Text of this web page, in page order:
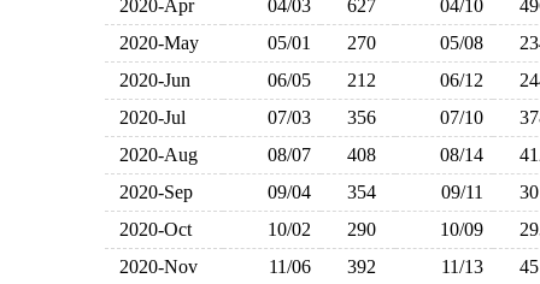
2020-Apr 04/03 627 04/10
2020-May
05/01 270 05/08
2020-Jun
06/05 212 06/12
2020-Jul
07/03 356 07/10
2020-Aug
08/07 408 08/14
2020-Sep
09/04 354 09/11
2020-Oct
10/02 290 10/09
2020-Nov
11/06 392 11/13